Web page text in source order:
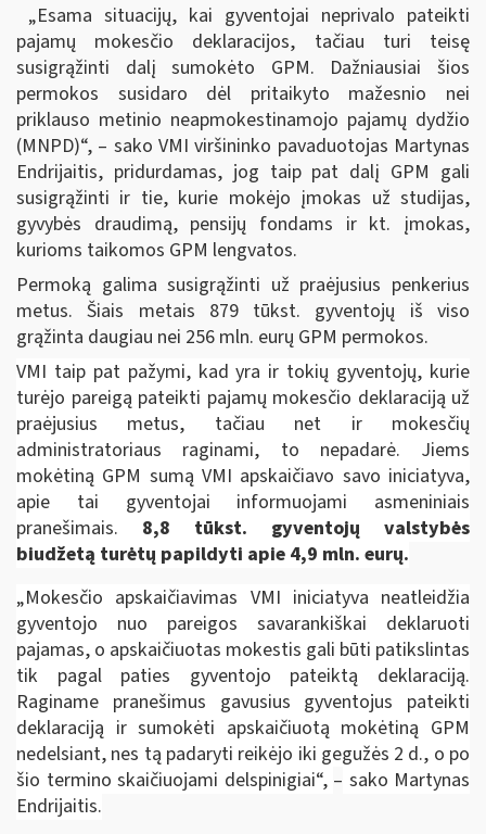
„Esama situacijų, kai gyventojai neprivalo pateikti
pajamų mokesčio deklaracijos, tačiau turi teisę
susigrąžinti dalį sumokėto GPM. Dažniausiai šios
permokos susidaro dėl pritaikyto mažesnio nei
priklauso metinio neapmokestinamojo pajamų dydžio
(MNPD)“, – sako VMI viršininko pavaduotojas Martynas
Endrijaitis, pridurdamas, jog taip pat dalį GPM gali
susigrąžinti ir tie, kurie mokėjo įmokas už studijas,
gyvybės draudimą, pensijų fondams ir kt. įmokas,
kurioms taikomos GPM lengvatos.
Permoką galima susigrąžinti už praėjusius penkerius
metus. Šiais metais 879 tūkst. gyventojų iš viso
grąžinta daugiau nei 256 mln. eurų GPM permokos.
VMI taip pat pažymi, kad yra ir tokių gyventojų, kurie
turėjo pareigą pateikti pajamų mokesčio deklaraciją už
praėjusius metus, tačiau net ir mokesčių
administratoriaus raginami, to nepadarė. Jiems
mokėtiną GPM sumą VMI apskaičiavo savo iniciatyva,
apie tai gyventojai informuojami asmeniniais
pranešimais. 8,8 tūkst. gyventojų valstybės
biudžetą turėtų papildyti apie 4,9 mln. eurų.
„Mokesčio apskaičiavimas VMI iniciatyva neatleidžia
gyventojo nuo pareigos savarankiškai deklaruoti
pajamas, o apskaičiuotas mokestis gali būti patikslintas
tik pagal paties gyventojo pateiktą deklaraciją.
Raginame pranešimus gavusius gyventojus pateikti
deklaraciją ir sumokėti apskaičiuotą mokėtiną GPM
nedelsiant, nes tą padaryti reikėjo iki gegužės 2 d., o po
šio termino skaičiuojami delspinigiai“, – sako Martynas
Endrijaitis.